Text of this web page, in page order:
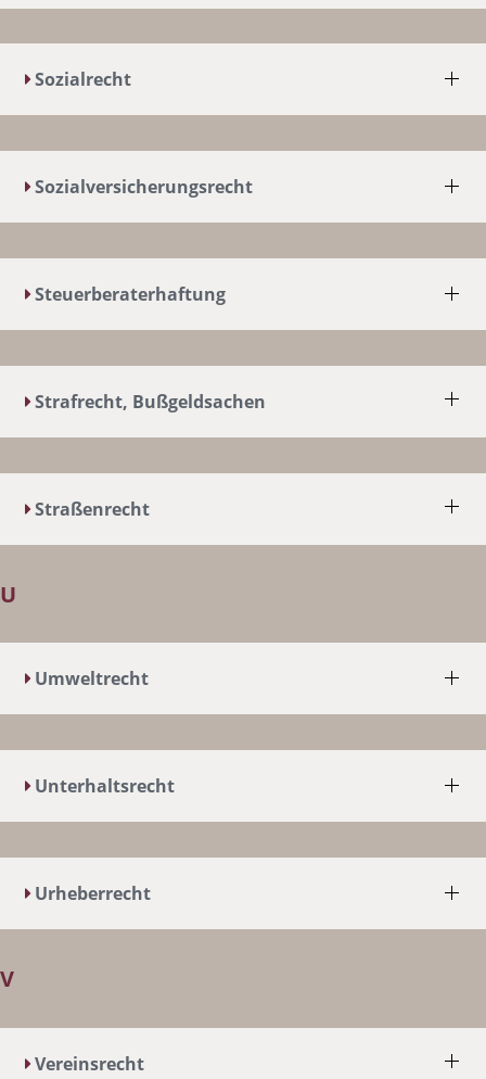
Sozialrecht
Sozialversicherungsrecht
Steuerberaterhaftung
Strafrecht, Bußgeldsachen
Straßenrecht
U
Umweltrecht
Unterhaltsrecht
Urheberrecht
V
Vereinsrecht